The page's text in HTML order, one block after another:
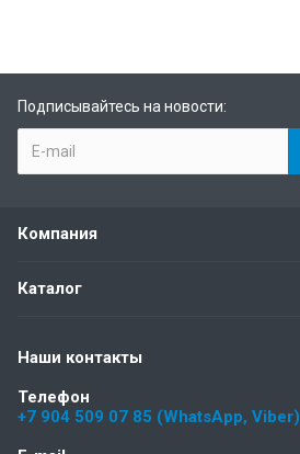
Подписывайтесь на новости:
Компания
Каталог
Наши контакты
Телефон
+7 904 509 07 85 (WhatsApp, Viber)